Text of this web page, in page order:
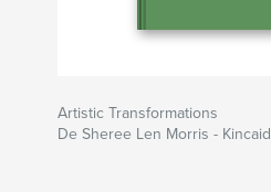
Artistic Transformations
De Sheree Len Morris - Kincaid